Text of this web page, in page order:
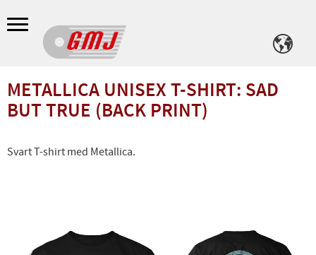
Meny
METALLICA UNISEX T-SHIRT: SAD
BUT TRUE (BACK PRINT)
Svart T-shirt med Metallica.